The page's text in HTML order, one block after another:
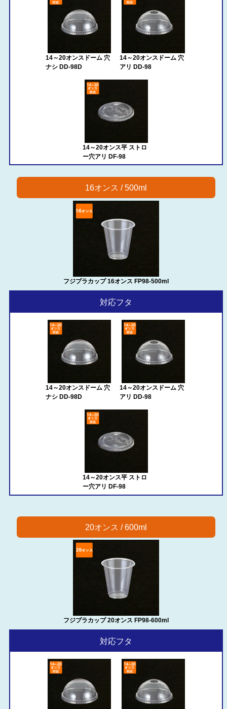
14～20オンスドーム 穴
ナシ DD-98D
14～20オンスドーム 穴
アリ DD-98
14～20オンス平 ストロ
ー穴アリ DF-98
16オンス / 500ml
フジプラカップ 16オンス FP98-500ml
対応フタ
14～20オンスドーム 穴
ナシ DD-98D
14～20オンスドーム 穴
アリ DD-98
14～20オンス平 ストロ
ー穴アリ DF-98
20オンス / 600ml
フジプラカップ 20オンス FP98-600ml
対応フタ